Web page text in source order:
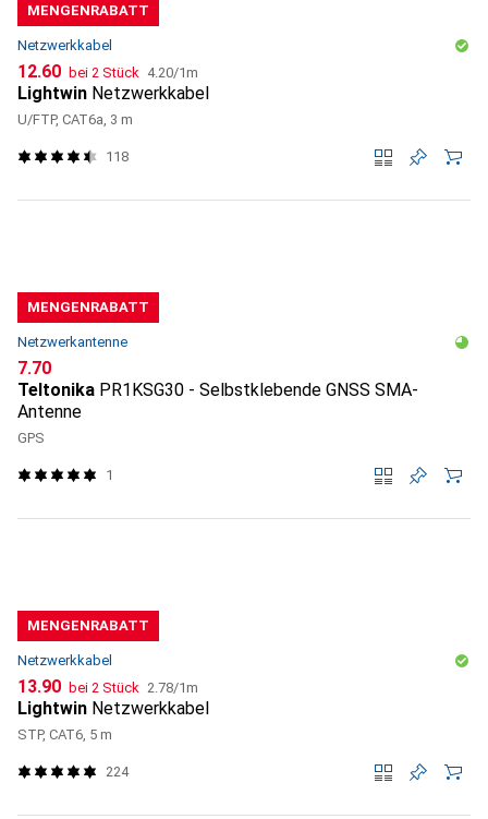
MENGENRABATT
Netzwerkkabel
CHF
12.60 bei 2 Stück CHF
4.20/1m
Lightwin Netzwerkkabel
U/FTP, CAT6a, 3 m
118
MENGENRABATT
Netzwerkantenne
CHF
7.70
Teltonika PR1KSG30 - Selbstklebende GNSS SMA-
Antenne
GPS
1
MENGENRABATT
Netzwerkkabel
CHF
13.90 bei 2 Stück CHF
2.78/1m
Lightwin Netzwerkkabel
STP, CAT6, 5 m
224